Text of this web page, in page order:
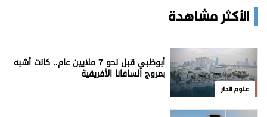
الأكثر مشاهدة
علوم الدار
أبوظبي قبل نحو 7 ملايين عام.. كانت أشبه
بمروج السافانا الأفريقية